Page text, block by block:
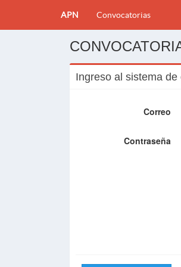
APN Convocatorias
Ingreso al sistema
Correo
Contraseña